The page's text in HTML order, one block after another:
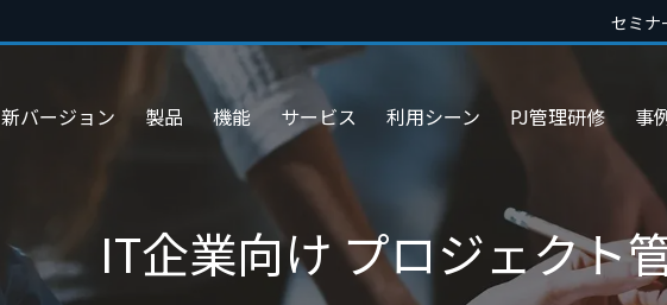
セミナ
新バージョン 製品 機能 サービス 利用シーン PJ管理研修 事
IT企業向け プロジェクト